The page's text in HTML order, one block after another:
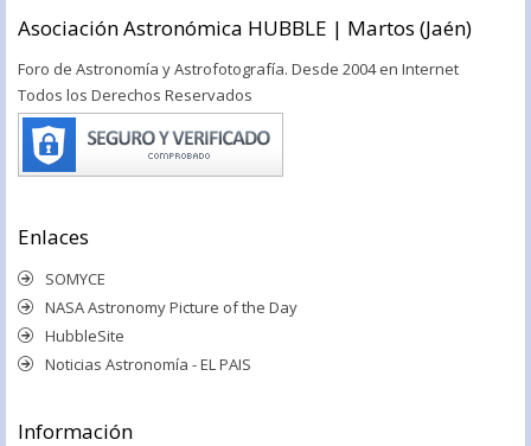
Asociación Astronómica HUBBLE | Martos (Jaén)
Foro de Astronomía y Astrofotografía. Desde 2004 en Internet
Todos los Derechos Reservados
Enlaces
SOMYCE
NASA Astronomy Picture of the Day
HubbleSite
Noticias Astronomía - EL PAIS
Información